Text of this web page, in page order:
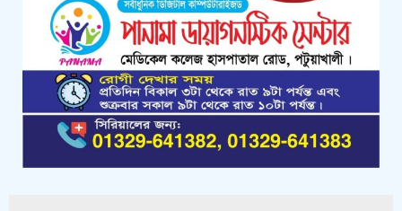
কলাপাড়ায় জমি নিয়ে হয়রানির অভিযোগে
সংবাদ সম্মেলন